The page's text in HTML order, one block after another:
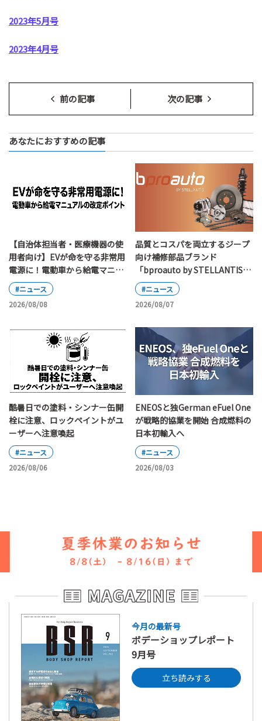
2023年5月号
2023年4月号
前の記事 次の記事
あなたにおすすめの記事
【自治体担当者・医療機器の使
用者向け】EVが命を守る非常用
電源に！電動車から給電マニュ
アルの改定ポイント
#ニュース
2026/08/08
品質とコスパを両立するジープ
向け補修部品ブランド
「bproauto by STELLANTIS」
が日本上陸
#ニュース
2026/08/07
酷暑日での塗料・シンナー缶開
栓に注意、ロックペイントがユ
ーザーへ注意喚起
#ニュース
2026/08/06
ENEOSと独German eFuel One
が戦略的協業を開始 合成燃料の
日本初輸入へ
#ニュース
2026/08/03
今月の最新号
ボデーショップレポート
9月号
立ち読みする